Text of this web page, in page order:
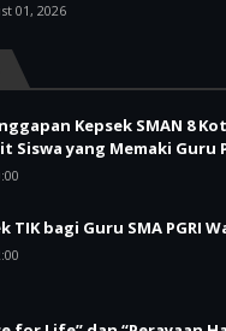
01, 2026
Kepsek SMAN 8
Siswa yang Memaki Guru
TIK bagi Guru SMA PGRI